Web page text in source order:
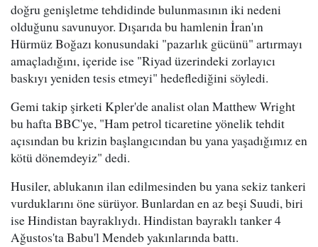
doğru genişletme tehdidinde bulunmasının iki nedeni
olduğunu savunuyor. Dışarıda bu hamlenin İran'ın
Hürmüz Boğazı konusundaki "pazarlık gücünü" artırmayı
amaçladığını, içeride ise "Riyad üzerindeki zorlayıcı
baskıyı yeniden tesis etmeyi" hedeflediğini söyledi.
Gemi takip şirketi Kpler'de analist olan Matthew Wright
bu hafta BBC'ye, "Ham petrol ticaretine yönelik tehdit
açısından bu krizin başlangıcından bu yana yaşadığımız en
kötü dönemdeyiz" dedi.
Husiler, ablukanın ilan edilmesinden bu yana sekiz tankeri
vurduklarını öne sürüyor. Bunlardan en az beşi Suudi, biri
ise Hindistan bayraklıydı. Hindistan bayraklı tanker 4
Ağustos'ta Babu'l Mendeb yakınlarında battı.